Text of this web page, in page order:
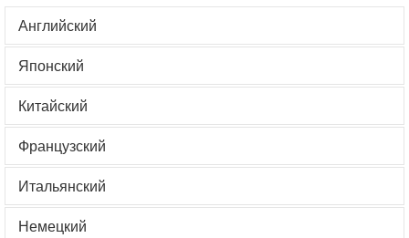
Английский
Японский
Китайский
Французский
Итальянский
Немецкий